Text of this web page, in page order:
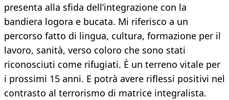
presenta alla sfida dell’integrazione con la
bandiera logora e bucata. Mi riferisco a un
percorso fatto di lingua, cultura, formazione per il
lavoro, sanità, verso coloro che sono stati
riconosciuti come rifugiati. È un terreno vitale per
i prossimi 15 anni. E potrà avere riflessi positivi nel
contrasto al terrorismo di matrice integralista.